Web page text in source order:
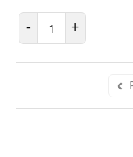
- Počet položek
+